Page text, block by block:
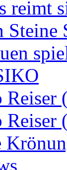
reimt
Reiser
Reiser